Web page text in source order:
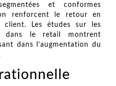
et conformes
renforcent le retour en
client. Les études sur les
dans le retail montrent
dans l’augmentation du